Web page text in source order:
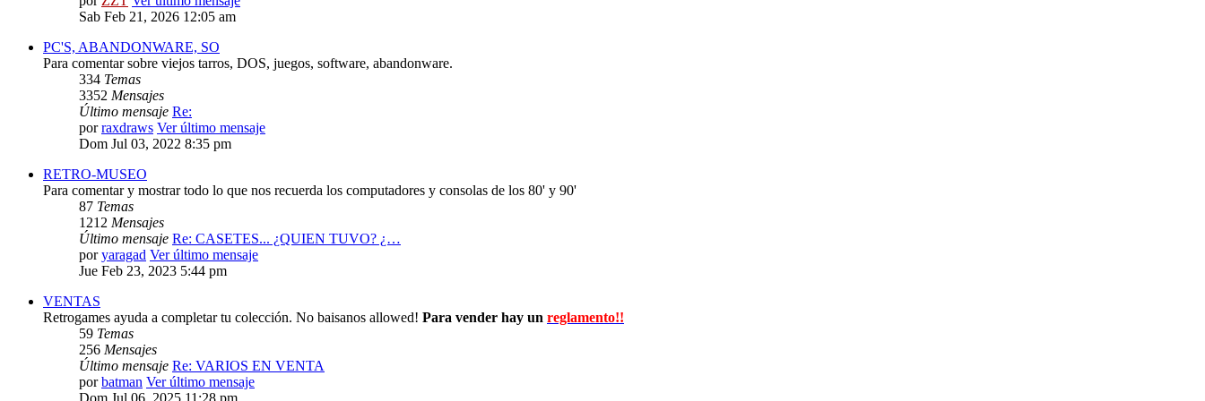
Sab Feb 21, 2026 12:05 am
PC'S, ABANDONWARE, SO
Para comentar sobre viejos tarros, DOS, juegos, software, abandonware.
334 Temas
3352 Mensajes
Último mensaje Re:
porraxdraws Ver último mensaje
Dom Jul 03, 2022 8:35 pm
RETRO-MUSEO
Para comentar y mostrar todo lo que nos recuerda los computadores y consolas de los 80' y 90'
87 Temas
1212 Mensajes
Último mensaje Re: CASETES... ¿QUIEN TUVO? ¿…
poryaragad Ver último mensaje
Jue Feb 23, 2023 5:44 pm
VENTAS
Retrogames ayuda a completar tu colección. No baisanos allowed! Para vender hay un reglamento!!
59 Temas
256 Mensajes
Último mensaje Re: VARIOS EN VENTA
porbatman Ver último mensaje